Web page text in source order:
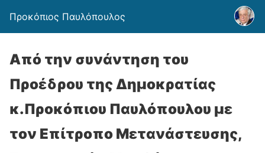
Προκόπιος Παυλόπουλος
Από την συνάντηση του
Προέδρου της Δημοκρατίας
κ.Προκόπιου Παυλόπουλου με
τον Επίτροπο Μετανάστευσης,